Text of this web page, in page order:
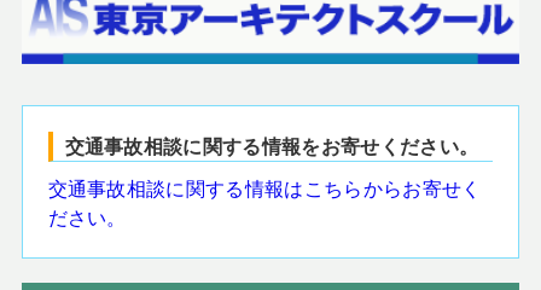
交通事故相談に関する情報をお寄せください。
交通事故相談に関する情報はこちらからお寄せく
ださい。